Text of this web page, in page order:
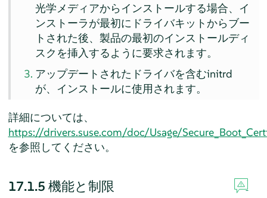
光学メディアからインストールする場合、イ
ンストーラが最初にドライバキットからブー
トされた後、製品の最初のインストールディ
スクを挿入するように要求されます。
アップデートされたドライバを含むinitrd
が、インストールに使用されます。
詳細については、
https://drivers.suse.com/doc/Usage/
を参照してください。
17.1.5 機能と制限